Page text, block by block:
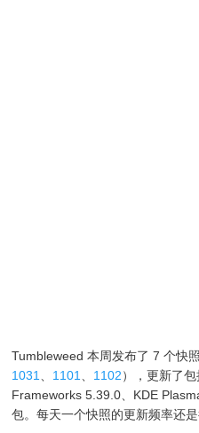
Tumbleweed 本周发布了 7 个快
1031、 1101、 1102），更新了
Frameworks 5.39.0、KDE
包。每天一个快照的更新频率还是